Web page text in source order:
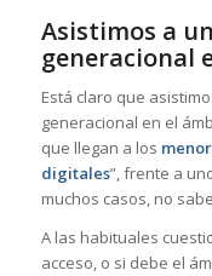
Asistimos a
generacional
Está claro que
generacional en el
que llegan a los
digitales”, frente a
muchos casos, no
A las habituales
acceso, o si debe el